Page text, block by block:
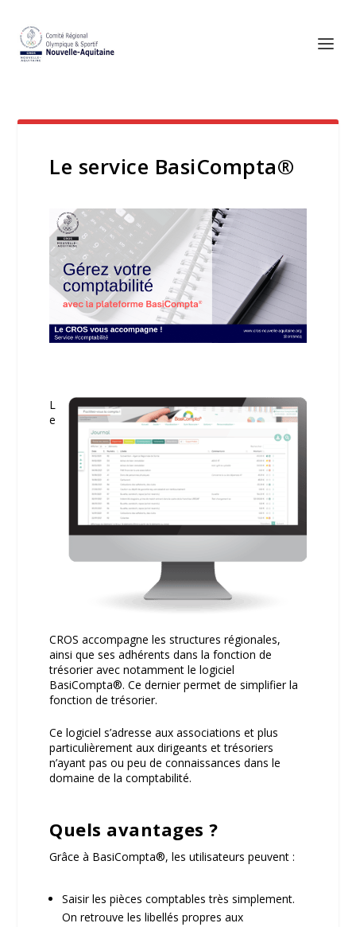
Le service BasiCompta®
L
e
CROS accompagne les structures régionales,
ainsi que ses adhérents dans la fonction de
trésorier avec notamment le logiciel
BasiCompta®.Ce dernier permet de simplifier la
fonction de trésorier.
Ce logiciel s’adresse auxassociations et plus
particulièrement aux dirigeants et trésoriers
n’ayant pas ou peu de connaissances dans le
domaine de la comptabilité.
Quels avantages ?
Grâce à BasiCompta®, les utilisateurs peuvent :
Saisir les pièces comptables très simplement.
On retrouve les libellés propres aux